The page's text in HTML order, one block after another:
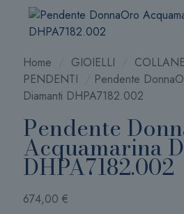
Home GIOIELLI
PENDENTI
Pendente
Diamanti DHPA7182.002
Pendente
Acquamarina
DHPA7182.002
674,00 €